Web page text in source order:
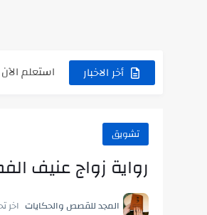
أخر الاخبار
في الوقت
تشويق
رواية زواج عنيف الفصل الرابع
المجد للقصص والحكايات اخر